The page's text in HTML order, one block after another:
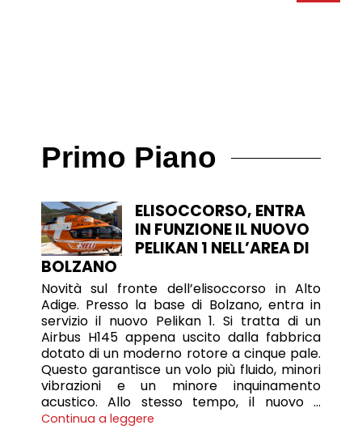
Primo Piano
ELISOCCORSO, ENTRA
IN FUNZIONE IL NUOVO
PELIKAN 1 NELL’AREA DI
BOLZANO
Novità sul fronte dell’elisoccorso in Alto
Adige. Presso la base di Bolzano, entra in
servizio il nuovo Pelikan 1. Si tratta di un
Airbus H145 appena uscito dalla fabbrica
dotato di un moderno rotore a cinque pale.
Questo garantisce un volo più fluido, minori
vibrazioni e un minore inquinamento
acustico. Allo stesso tempo, il nuovo …
Continua a leggere